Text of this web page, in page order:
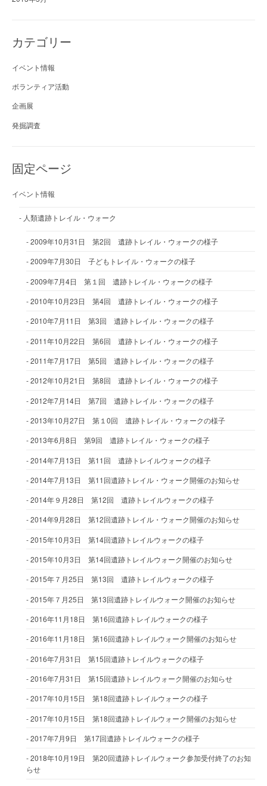
カテゴリー
イベント情報
ボランティア活動
企画展
発掘調査
固定ページ
イベント情報
人類遺跡トレイル・ウォーク
2009年10月31日 第2回 遺跡トレイル・ウォークの様子
2009年7月30日 子どもトレイル・ウォークの様子
2009年7月4日 第１回 遺跡トレイル・ウォークの様子
2010年10月23日 第4回 遺跡トレイル・ウォークの様子
2010年7月11日 第3回 遺跡トレイル・ウォークの様子
2011年10月22日 第6回 遺跡トレイル・ウォークの様子
2011年7月17日 第5回 遺跡トレイル・ウォークの様子
2012年10月21日 第8回 遺跡トレイル・ウォークの様子
2012年7月14日 第7回 遺跡トレイル・ウォークの様子
2013年10月27日 第１0回 遺跡トレイル・ウォークの様子
2013年6月8日 第9回 遺跡トレイル・ウォークの様子
2014年7月13日 第11回 遺跡トレイルウォークの様子
2014年7月13日 第11回遺跡トレイル・ウォーク開催のお知らせ
2014年９月28日 第12回 遺跡トレイルウォークの様子
2014年9月28日 第12回遺跡トレイル・ウォーク開催のお知らせ
2015年10月3日 第14回遺跡トレイルウォークの様子
2015年10月3日 第14回遺跡トレイルウォーク開催のお知らせ
2015年７月25日 第13回 遺跡トレイルウォークの様子
2015年７月25日 第13回遺跡トレイルウォーク開催のお知らせ
2016年11月18日 第16回遺跡トレイルウォークの様子
2016年11月18日 第16回遺跡トレイルウォーク開催のお知らせ
2016年7月31日 第15回遺跡トレイルウォークの様子
2016年7月31日 第15回遺跡トレイルウォーク開催のお知らせ
2017年10月15日 第18回遺跡トレイルウォークの様子
2017年10月15日 第18回遺跡トレイルウォーク開催のお知らせ
2017年7月9日 第17回遺跡トレイルウォークの様子
2018年10月19日 第20回遺跡トレイルウォーク参加受付終了のお知
らせ